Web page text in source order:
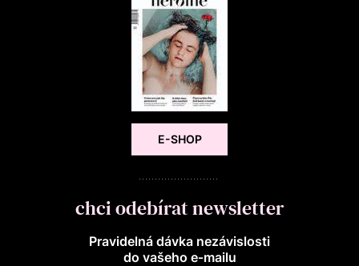
E-SHOP
chci odebírat newsletter
Pravidelná dávka nezávislosti
do vašeho e‑mailu